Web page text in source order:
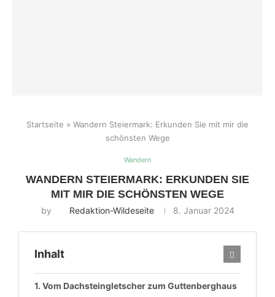
Startseite » Wandern Steiermark: Erkunden Sie mit mir die
schönsten Wege
Wandern
WANDERN STEIERMARK: ERKUNDEN SIE
MIT MIR DIE SCHÖNSTEN WEGE
by Redaktion-Wildeseite 8. Januar 2024
Inhalt
Vom Dachsteingletscher zum Guttenberghaus